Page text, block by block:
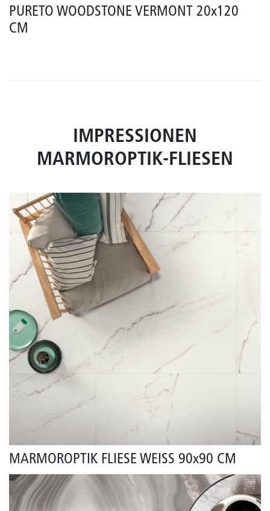
PURETO WOODSTONE VERMONT 20x120
CM
IMPRESSIONEN
MARMOROPTIK-FLIESEN
MARMOROPTIK FLIESE WEISS 90x90 CM